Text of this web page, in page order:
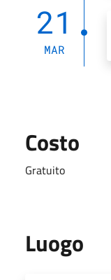
21
MAR
Costo
Gratuito
Luogo